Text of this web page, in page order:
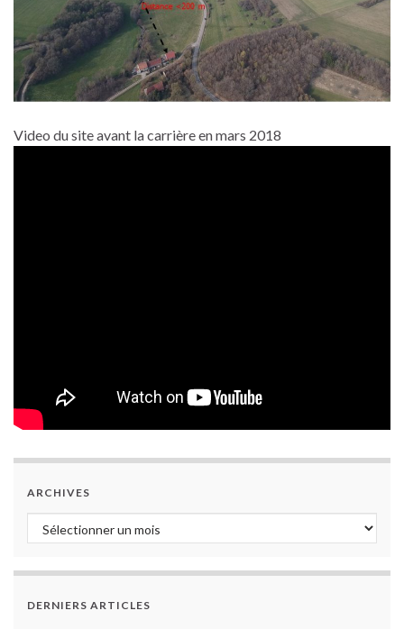
Video du site avant la carrière en mars 2018
ARCHIVES
Archives
DERNIERS ARTICLES